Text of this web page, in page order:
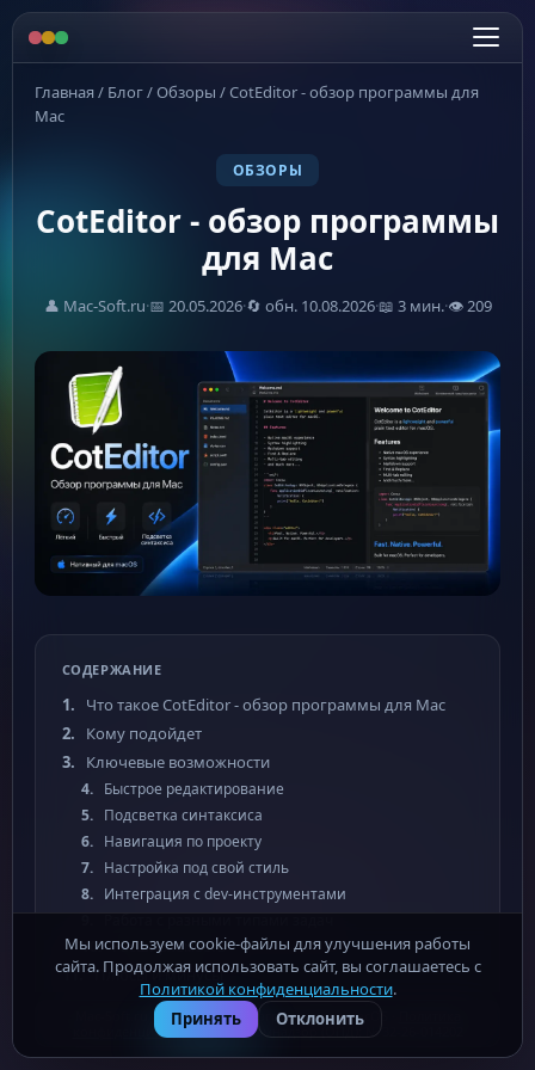
Главная / Блог/Обзоры /CotEditor - обзор программы для
Mac
ОБЗОРЫ
CotEditor - обзор программы
для Mac
👤 Mac-Soft.ru·📅 20.05.2026·🔄 обн. 10.08.2026·📖 3 мин.·👁 209
СОДЕРЖАНИЕ
Что такое CotEditor - обзор программы для Mac
Кому подойдет
Ключевые возможности
Быстрое редактирование
Подсветка синтаксиса
Навигация по проекту
Настройка под свой стиль
Интеграция с dev-инструментами
Работа с разными типами задач
Расширяемость
Плюсы и минусы
Как установить и использовать
Альтернативы
Итог
Mac-Soft.ru - бесплатные программы для macOS ·
конфиденциальности
· Роскомнадзор (ОПД): № 32-26-014202
Мы используем cookie-файлы для улучшения работы
сайта. Продолжая использовать сайт, вы соглашаетесь с
Политикой конфиденциальности.
Принять
Отклонить